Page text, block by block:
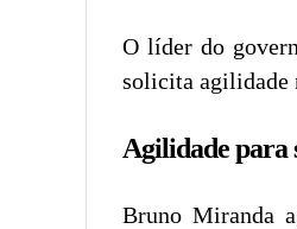
O líder do
solicita agilidade
Agilidade para
Bruno Miranda